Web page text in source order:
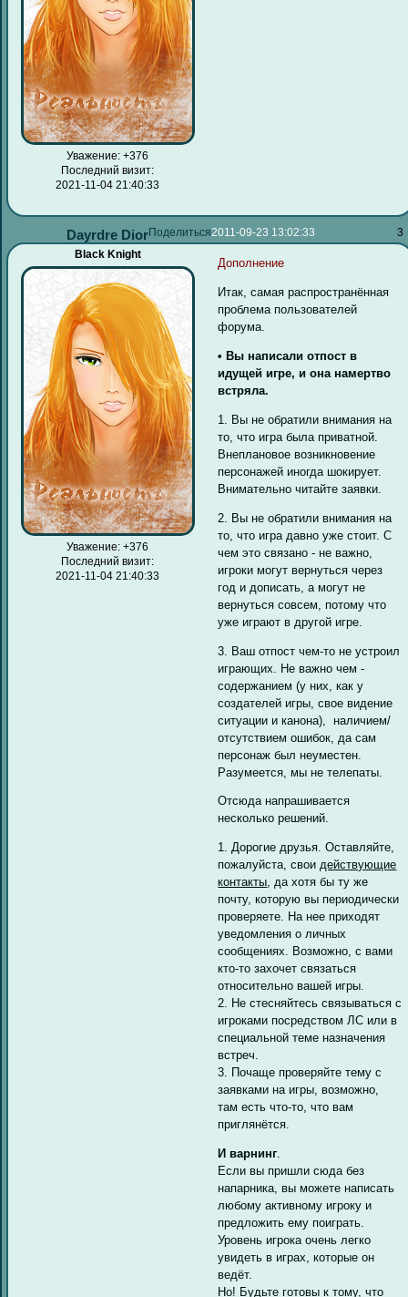
Уважение: +376
Последний визит:
2021-11-04 21:40:33
Поделиться 3
2011-09-23 13:02:33
Dayrdre Dior
Black Knight
Уважение: +376
Последний визит:
2021-11-04 21:40:33
Дополнение
Итак, самая распространённая
проблема пользователей
форума.
• Вы написали отпост в
идущей игре, и она намертво
встряла.
1. Вы не обратили внимания на
то, что игра была приватной.
Внеплановое возникновение
персонажей иногда шокирует.
Внимательно читайте заявки.
2. Вы не обратили внимания на
то, что игра давно уже стоит. С
чем это связано - не важно,
игроки могут вернуться через
год и дописать, а могут не
вернуться совсем, потому что
уже играют в другой игре.
3. Ваш отпост чем-то не устроил
играющих. Не важно чем -
содержанием (у них, как у
создателей игры, свое видение
ситуации и канона), наличием/
отсутствием ошибок, да сам
персонаж был неуместен.
Разумеется, мы не телепаты.
Отсюда напрашивается
несколько решений.
1. Дорогие друзья. Оставляйте,
пожалуйста, своидействующие
контакты, да хотя бы ту же
почту, которую вы периодически
проверяете. На нее приходят
уведомления о личных
сообщениях. Возможно, с вами
кто-то захочет связаться
относительно вашей игры.
2. Не стесняйтесь связываться с
игроками посредством ЛС или в
специальной теме назначения
встреч.
3. Почаще проверяйте тему с
заявками на игры, возможно,
там есть что-то, что вам
приглянётся.
И варнинг.
Если вы пришли сюда без
напарника, вы можете написать
любому активному игроку и
предложить ему поиграть.
Уровень игрока очень легко
увидеть в играх, которые он
ведёт.
Но! Будьте готовы к тому, что